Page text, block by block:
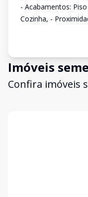
- Acabamentos:
Cozinha, -
Imóveis
Confira imóveis